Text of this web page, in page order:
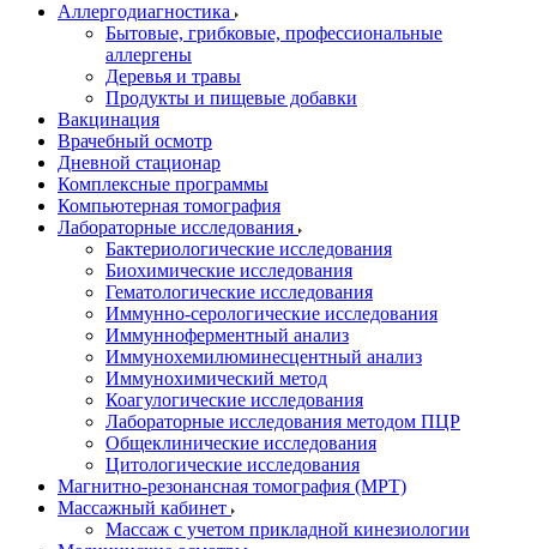
Аллергодиагностика
Бытовые, грибковые, профессиональные
аллергены
Деревья и травы
Продукты и пищевые добавки
Вакцинация
Врачебный осмотр
Дневной стационар
Комплексные программы
Компьютерная томография
Лабораторные исследования
Бактериологические исследования
Биохимические исследования
Гематологические исследования
Иммунно-серологические исследования
Иммунноферментный анализ
Иммунохемилюминесцентный анализ
Иммунохимический метод
Коагулогические исследования
Лабораторные исследования методом ПЦР
Общеклинические исследования
Цитологические исследования
Магнитно-резонансная томография (МРТ)
Массажный кабинет
Массаж с учетом прикладной кинезиологии